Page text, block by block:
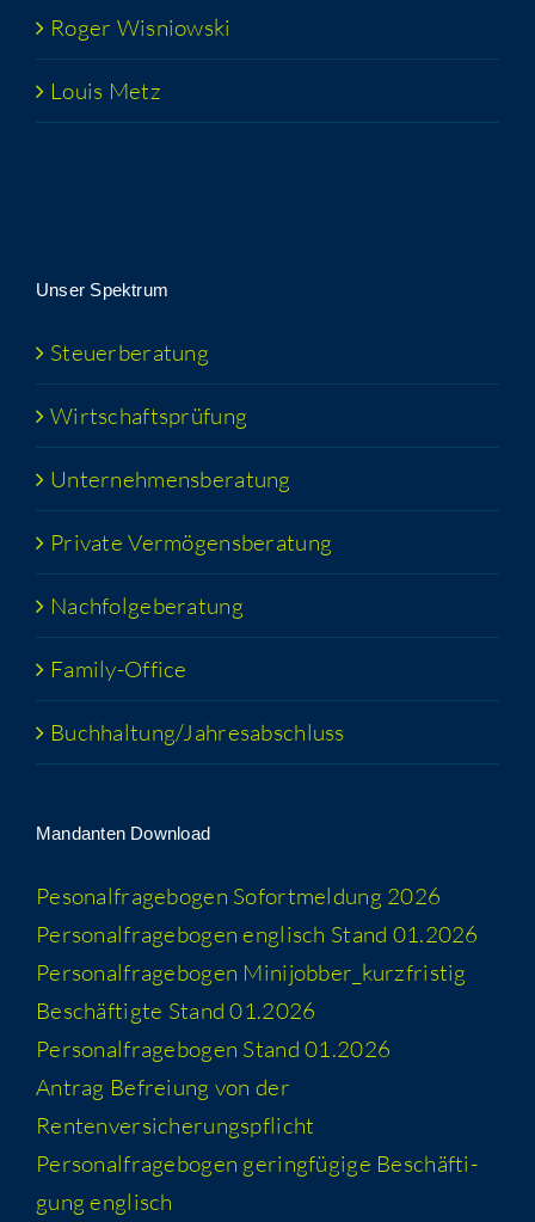
Roger Wis­niow­ski
Lou­is Metz
Unser Spek­trum
Steu­er­be­ra­tung
Wirt­schafts­prü­fung
Unter­neh­mens­be­ra­tung
Pri­va­te Vermögensberatung
Nach­fol­ge­be­ra­tung
Fami­­ly-Office
Buchhaltung/​​Jahresabschluss
Man­dan­ten Download
Peso­nal­fra­ge­bo­gen Sofort­mel­dung 2026
Per­so­nal­fra­ge­bo­gen eng­lisch Stand 01.2026
Per­so­nal­fra­ge­bo­gen Minijobber_​kurzfristig
Beschäf­tig­te Stand 01.2026
Per­so­nal­fra­ge­bo­gen Stand 01.2026
Antrag Befrei­ung von der
Rentenversicherungspflicht
Per­so­nal­fra­ge­bo­gen gering­fü­gi­ge Beschäf­ti­
gung englisch